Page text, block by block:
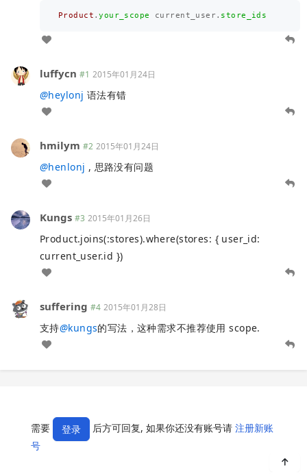
Product .your_scope current_user. store_ids
luffycn #1 2015年01月24日
@heylonj 语法有错
hmilym #2 2015年01月24日
@henlonj , 思路没有问题
Kungs #3 2015年01月26日
Product.joins(:stores).where(stores: { user_id:
current_user.id })
suffering #4 2015年01月28日
支持@kungs的写法，这种需求不推荐使用 scope.
需要 登录 后方可回复, 如果你还没有账号请 注册新账
号